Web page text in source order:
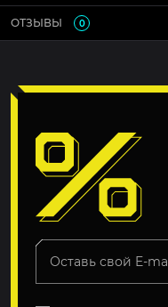
ОТЗЫВЫ 0